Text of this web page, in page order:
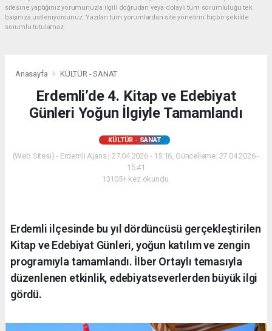
sitesine yaptığınız yorumunuzla ilgili doğrudan veya dolaylı tüm sorumluluğu tek
başınıza üstleniyorsunuz. Yazılan tüm yorumlardan site yönetimi hiçbir şekilde
sorumlu tutulamaz.
Anasayfa KÜLTÜR - SANAT
Erdemli’de 4. Kitap ve Edebiyat
Günleri Yoğun İlgiyle Tamamlandı
KÜLTÜR - SANAT
(Web Sitesi) - Erdemli Ajans | 27.04.2026 - 15:16, Güncelleme: 27.04.2026 -
15:41
13105+ kez okundu.
Erdemli ilçesinde bu yıl dördüncüsü gerçekleştirilen
Kitap ve Edebiyat Günleri, yoğun katılım ve zengin
programıyla tamamlandı. İlber Ortaylı temasıyla
düzenlenen etkinlik, edebiyatseverlerden büyük ilgi
gördü.